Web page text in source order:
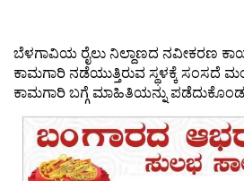
ಬೆಳಗಾವಿಯ ರೈಲು ನಿಲ್ದಾಣದ ನವೀಕರಣ
ಕಾಮಗಾರಿ ನಡೆಯುತ್ತಿರುವ ಸ್ಥಳಕ್ಕೆ ಸಂಸದೆ
ಕಾಮಗಾರಿ ಬಗ್ಗೆ ಮಾಹಿತಿಯನ್ನು